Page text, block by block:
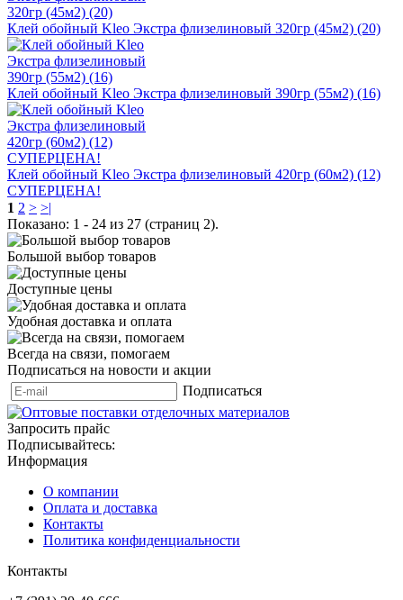
Клей обойный Kleo Экстра флизелиновый 320гр (45м2) (20)
Клей обойный Kleo Экстра флизелиновый 390гр (55м2) (16)
Клей обойный Kleo Экстра флизелиновый 420гр (60м2) (12)
СУПЕРЦЕНА!
1 2 > >|
Показано: 1 - 24 из 27 (страниц 2).
Большой выбор товаров
Доступные цены
Удобная доставка и оплата
Всегда на связи, помогаем
Подписаться на новости и акции
Подписаться
Запросить прайс
Подписывайтесь:
Информация
О компании
Оплата и доставка
Контакты
Политика конфиденциальности
Контакты